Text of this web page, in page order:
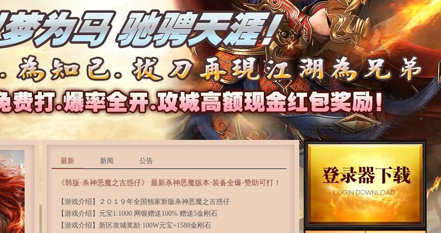
最新 新闻 公告
《韩版·杀神恶魔之古惑仔》 最新杀神恶魔版本·装备全爆·赞助可打！
【游戏介绍】２０１９年全国独家新版杀神恶魔之古惑仔
【游戏介绍】元宝1:1000.网银赠送100%.赠送5金刚石
【游戏介绍】新区攻城奖励:100W元宝+1588金刚石